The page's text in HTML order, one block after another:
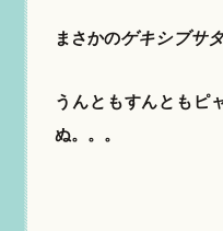
まさかのゲキシブサ
うんともすんともピ
ぬ。。。